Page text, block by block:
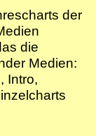
der
die
Medien:
Intro,